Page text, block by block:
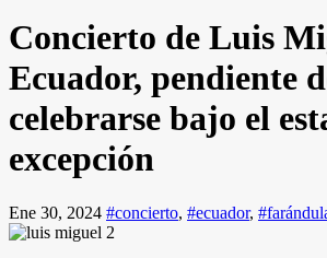
Concierto de Luis
Ecuador, pendiente
celebrarse bajo el
excepción
Ene 30, 2024 #concierto, #ecuador,